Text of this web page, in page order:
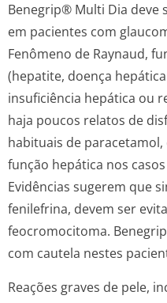
Benegrip® Multi Dia deve
em pacientes com
Fenômeno de Raynaud,
(hepatite, doença
insuficiência hepática ou
haja poucos relatos de
habituais de
função hepática nos
Evidências sugerem que
fenilefrina, devem ser
feocromocitoma.
com cautela nestes
Reações graves de pele,